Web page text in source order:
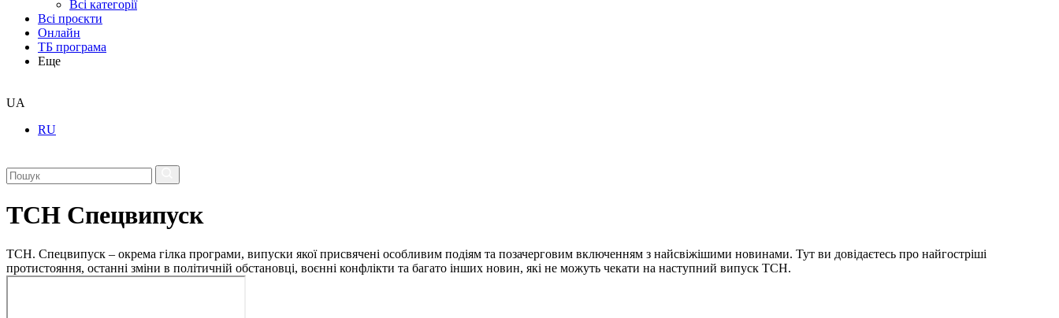
Всі категорії
Всі проєкти
Онлайн
ТБ програма
Еще
UA
RU
ТСН Спецвипуск
ТСН. Спецвипуск – окрема гілка програми, випуски якої присвячені особливим подіям та позачерговим включенням з найсвіжішими новинами. Тут ви довідаєтесь про найгостріші
протистояння, останні зміни в політичній обстановці, воєнні конфлікти та багато інших новин, які не можуть чекати на наступний випуск ТСН.